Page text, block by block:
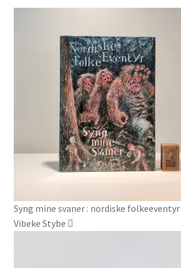
Syng mine svaner : nordiske folkeeventyr
Vibeke Stybe